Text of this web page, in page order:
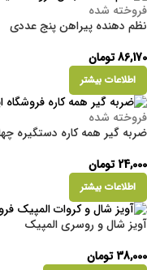
فروخته شده
نظم دهنده پیراهن پنج عددی
86,170تومان
اطلاعات بیشتر
فروخته شده
ضربه گیر همه کاره دستگیره
24,000تومان
اطلاعات بیشتر
آویز شال و روسری المپیک
38,000تومان